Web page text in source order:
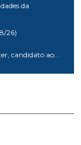
da
26)
candidato ao...